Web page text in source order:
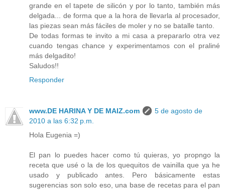
grande en el tapete de silicón y por lo tanto, también más
delgada... de forma que a la hora de llevarla al procesador,
las piezas sean más fáciles de moler y no se batalle tanto.
De todas formas te invito a mi casa a prepararlo otra vez
cuando tengas chance y experimentamos con el praliné
más delgadito!
Saludos!!
Responder
www.DE HARINA Y DE MAIZ.com
5 de agosto de
2010 a las 6:32 p.m.
Hola Eugenia =)
El pan lo puedes hacer como tú quieras, yo propngo la
receta que usé o la de los quequitos de vainilla que ya he
usado y publicado antes. Pero básicamente estas
sugerencias son solo eso, una base de recetas para el pan